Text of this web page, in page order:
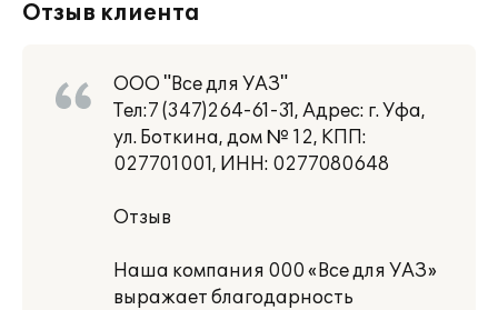
Отзыв клиента
ООО "Все для УАЗ"
Тел:7 (347)264-61-31, Адрес: г. Уфа,
ул. Боткина, дом № 12, КПП:
027701001, ИНН: 0277080648
Отзыв
Наша компания 000 «Все для УАЗ»
выражает благодарность